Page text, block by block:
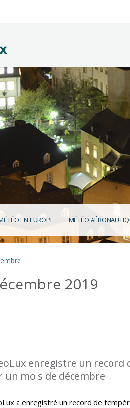
EN EUROPE MÉTÉO
2019
enregistre un
un mois de décembre
a enregistré un record de